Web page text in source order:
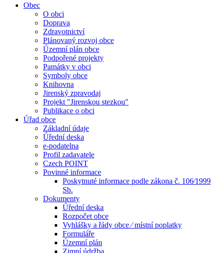
Obec
O obci
Doprava
Zdravotnictví
Plánovaný rozvoj obce
Územní plán obce
Podpořené projekty
Památky v obci
Symboly obce
Knihovna
Jirenský zpravodaj
Projekt "Jirenskou stezkou"
Publikace o obci
Úřad obce
Základní údaje
Úřední deska
e-podatelna
Profil zadavatele
Czech POINT
Povinné informace
Poskytnuté informace podle zákona č. 106⁄1999
Sb.
Dokumenty
Úřední deska
Rozpočet obce
Vyhlášky a řády obce ⁄ místní poplatky
Formuláře
Územní plán
Zimní údržba